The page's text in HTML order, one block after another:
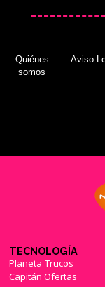
Quiénes
somos
Aviso
TECNOLOGÍA
Planeta Trucos
Capitán Ofertas